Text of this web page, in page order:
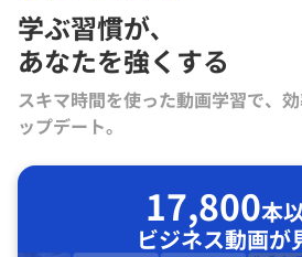
学ぶ習慣が､
あなたを強くする
スキマ時間を使った動画学習で、
ップデート。
17,800本
ビジネス動画が